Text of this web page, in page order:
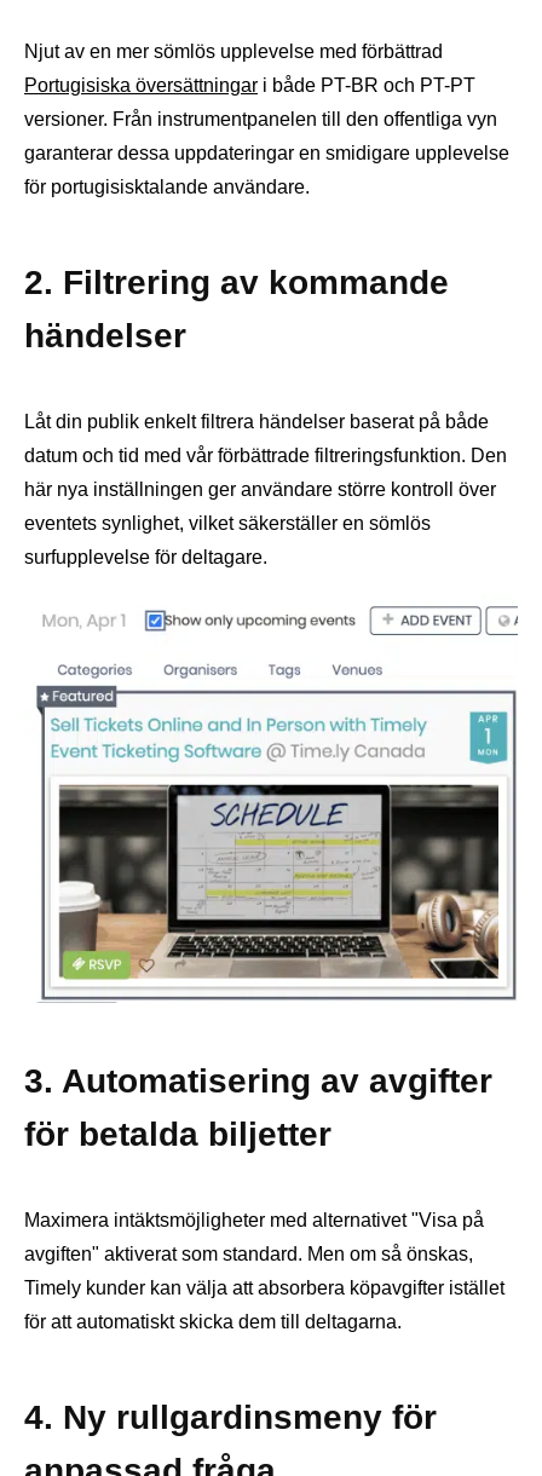
Njut av en mer sömlös upplevelse med förbättrad
Portugisiska översättningar i både PT-BR och PT-PT
versioner. Från instrumentpanelen till den offentliga vyn
garanterar dessa uppdateringar en smidigare upplevelse
för portugisisktalande användare.
2. Filtrering av kommande
händelser
Låt din publik enkelt filtrera händelser baserat på både
datum och tid med vår förbättrade filtreringsfunktion. Den
här nya inställningen ger användare större kontroll över
eventets synlighet, vilket säkerställer en sömlös
surfupplevelse för deltagare.
3. Automatisering av avgifter
för betalda biljetter
Maximera intäktsmöjligheter med alternativet "Visa på
avgiften" aktiverat som standard. Men om så önskas,
Timely kunder kan välja att absorbera köpavgifter istället
för att automatiskt skicka dem till deltagarna.
4. Ny rullgardinsmeny för